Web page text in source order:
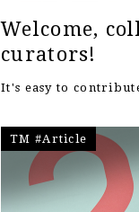
Welcome,
curators!
It's easy to
TM #Article